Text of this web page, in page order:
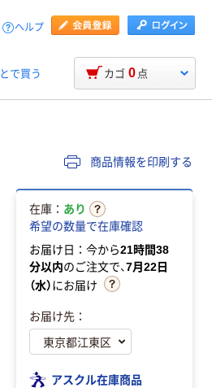
ヘルプ
で買う カゴ 0 点
商品情報を印刷する
在庫： あり
希望の数量で在庫確認
お届け日：今から21時間38
分以内のご注文で、7月22日
（水）にお届け
お届け先：
アスクル在庫商品